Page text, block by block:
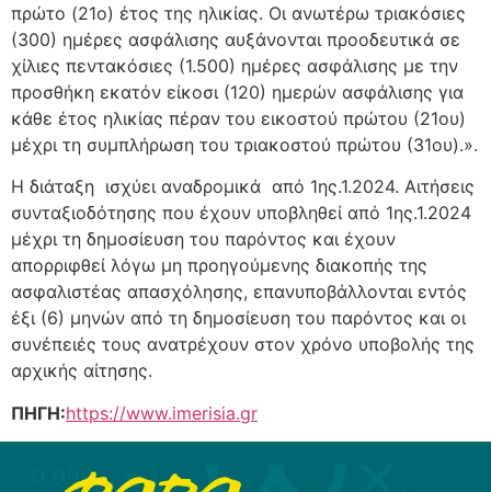
πρώτο (21ο) έτος της ηλικίας. Οι ανωτέρω τριακόσιες
(300) ημέρες ασφάλισης αυξάνονται προοδευτικά σε
χίλιες πεντακόσιες (1.500) ημέρες ασφάλισης με την
προσθήκη εκατόν είκοσι (120) ημερών ασφάλισης για
κάθε έτος ηλικίας πέραν του εικοστού πρώτου (21ου)
μέχρι τη συμπλήρωση του τριακοστού πρώτου (31ου).».
Η διάταξη ισχύει αναδρομικά από 1ης.1.2024. Αιτήσεις
συνταξιοδότησης που έχουν υποβληθεί από 1ης.1.2024
μέχρι τη δημοσίευση του παρόντος και έχουν
απορριφθεί λόγω μη προηγούμενης διακοπής της
ασφαλιστέας απασχόλησης, επανυποβάλλονται εντός
έξι (6) μηνών από τη δημοσίευση του παρόντος και οι
συνέπειές τους ανατρέχουν στον χρόνο υποβολής της
αρχικής αίτησης.
ΠΗΓΗ:https://www.imerisia.gr